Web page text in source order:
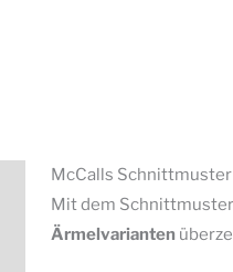
McCalls
Mit dem Schnittmuster
Ärmelvarianten